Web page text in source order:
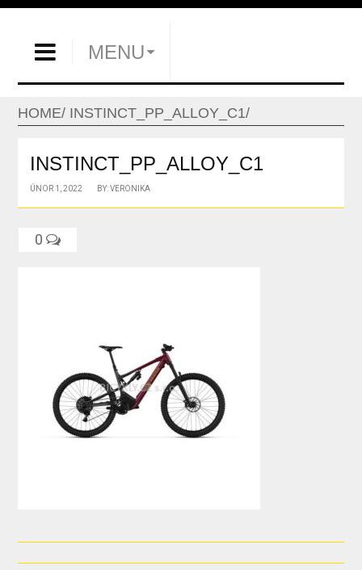
MENU
HOME INSTINCT_PP_ALLOY_C1
INSTINCT_PP_ALLOY_C1
ÚNOR 1, 2022 BY: VERONIKA
0